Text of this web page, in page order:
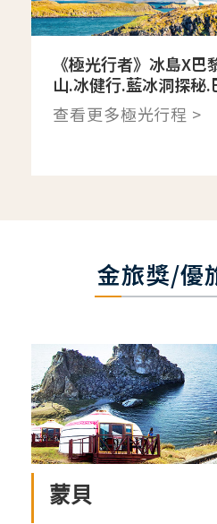
《極光行者》冰島X
山.冰健行.藍冰洞探秘
查看更多極光行程 >
金旅獎/優
蒙貝